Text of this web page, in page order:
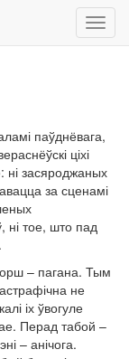
паўднёвага,
ціхі
ні засяроджаных
за сценамі
ні тое, што пад
– пагана. Тым
не
іх ўвогуле
Перад табой –
– анічога.